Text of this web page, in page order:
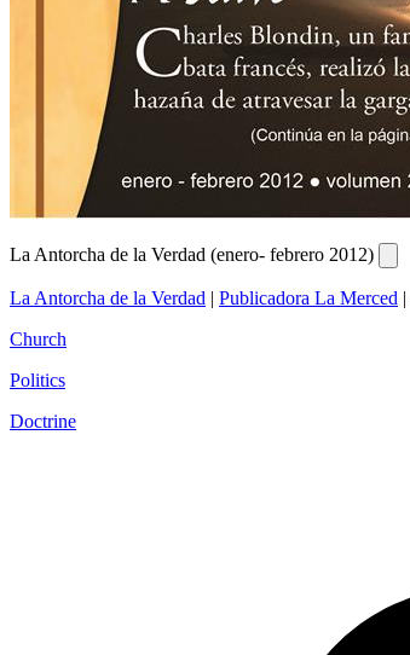
La Antorcha de la Verdad (enero- febrero 2012)
La Antorcha de la Verdad | Publicadora La Merced |
Church
Politics
Doctrine